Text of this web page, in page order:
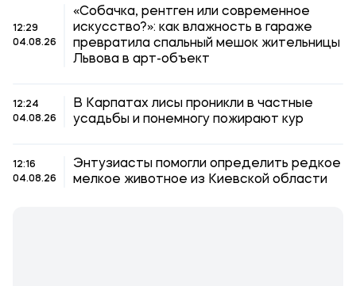
12:29
04.08.26
«Собачка, рентген или современное
искусство?»: как влажность в гараже
превратила спальный мешок жительницы
Львова в арт-объект
12:24
04.08.26
В Карпатах лисы проникли в частные
усадьбы и понемногу пожирают кур
12:16
04.08.26
Энтузиасты помогли определить редкое
мелкое животное из Киевской области